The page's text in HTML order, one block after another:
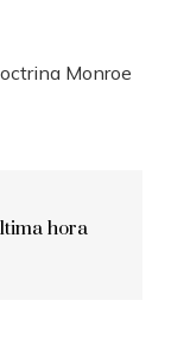
hora